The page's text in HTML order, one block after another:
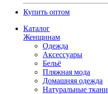
Купить оптом
Каталог
Женщинам
Одежда
Аксессуары
Бельё
Пляжная мода
Домашняя одежда
Натуральные ткани